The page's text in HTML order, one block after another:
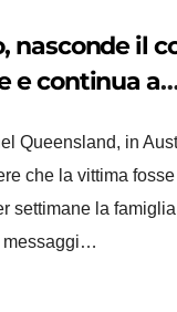
nasconde il
e continua a
Queensland, in
che la vittima
settimane la
messaggi…